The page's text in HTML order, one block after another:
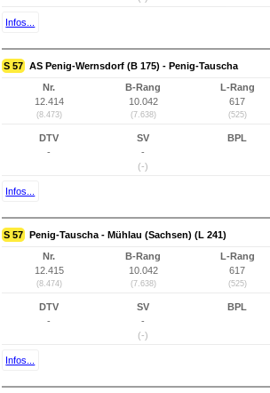
Infos...
S 57 AS Penig-Wernsdorf (B 175) - Penig-Tauscha
Nr.
12.414
(8.473)
B-Rang
10.042
(7.638)
L-Rang
617
(525)
DTV
-
SV
-
(-)
BPL
Infos...
S 57 Penig-Tauscha - Mühlau (Sachsen) (L 241)
Nr.
12.415
(8.474)
B-Rang
10.042
(7.638)
L-Rang
617
(525)
DTV
-
SV
-
(-)
BPL
Infos...